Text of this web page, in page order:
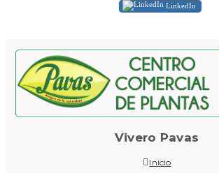
LinkedIn
Vivero Pavas
Inicio